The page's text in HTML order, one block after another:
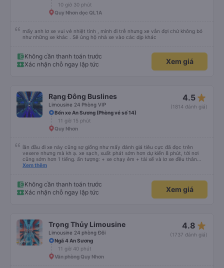
10 giờ 30 phút
Quy Nhơn dọc QL1A
mấy anh lơ xe vui vẻ nhiệt tình , mình đi trễ nhưng xe vẫn đợi chứ không bỏ
như những xe khác . Sẽ ủng hộ nhà xe vào các dịp khác
Không cần thanh toán trước
Xác nhận chỗ ngay lập tức
Xem giá
Rạng Đông Buslines
Limousine 24 Phòng VIP
4.5 star_rate
(1814 đánh giá)
Bến xe An Sương (Phòng vé số 14)
11 giờ 15 phút
Quy Nhơn
lần đầu đi xe này cũng sợ giống như mấy đánh giá tiêu cực đã đọc trên
vexere nhưng mà kh ạ. xe sạch, xuất phát sớm hơn dự kiến 8 phút, tới nơi
cũng sớm hơn 1 tiếng. ấn tượng: + xe chạy êm + tài xế và lơ xe đều thân
thiện dễ thương. thật ra cũng kh tiếp xúc nhiều+ lắm nhưng cá nhân mình
an sương, xe dừng đúng 3 lần (cả ăn tối) cho khách đi vệ sinh. cái hay ở đây
là khi gần tới chỗ ăn tối sẽ có loa thông báo, loa báo là dừng 30p nhưng thực
tế chỉ dừng khoảng 25p, chắc do khách đã lên đông đủ. tóm lại thì lần đầu đi
Xem thêm
Không cần thanh toán trước
Xác nhận chỗ ngay lập tức
Xem giá
Trọng Thủy Limousine
Limousine 24 phòng Đôi
4.8 star_rate
(1737 đánh giá)
Ngã 4 An Sương
11 giờ 40 phút
Văn phòng Quy Nhơn